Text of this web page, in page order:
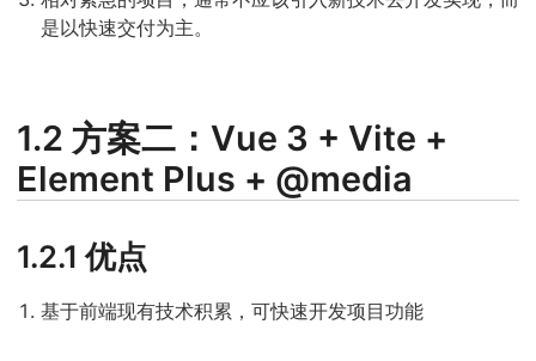
是以快速交付为主。
1.2 方案二：Vue 3 + Vite +
Element Plus + @media
1.2.1 优点
基于前端现有技术积累，可快速开发项目功能